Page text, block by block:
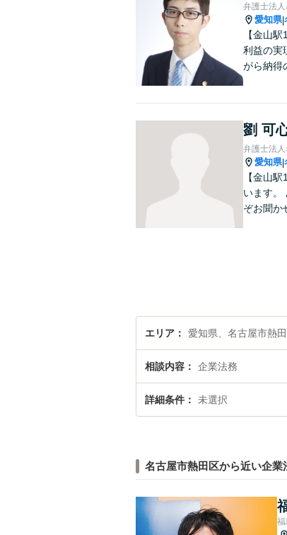
弁護士法
愛知県|
【金山
利益の実
がら納得
劉 可
弁護士法
愛知県|
【金山
います。
ぞお聞か
エリア 愛知県、名古屋市熱
相談内容 企業法務
詳細条件 未選択
名古屋市熱田区から近い企業